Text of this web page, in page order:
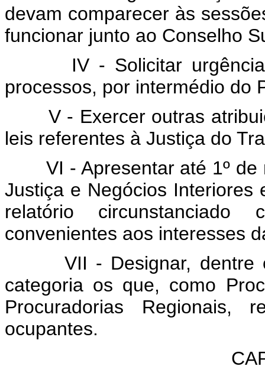
devam comparecer às
funcionar junto ao Conselho
IV - Solicitar
processos, por intermédio do
V - Exercer outras
leis referentes à Justiça do
VI - Apresentar até 1º
Justiça e Negócios Interiores
relatório
convenientes aos interesses
VII - Designar, dentre
categoria os que, como
Procuradorias Regionais,
ocupantes.